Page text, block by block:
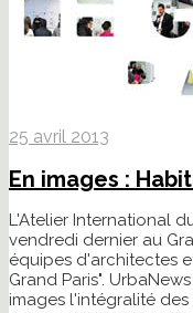
25 avril 2013
En images :
L'Atelier International
vendredi dernier au
équipes d'architectes
Grand Paris".
images l'intégralité